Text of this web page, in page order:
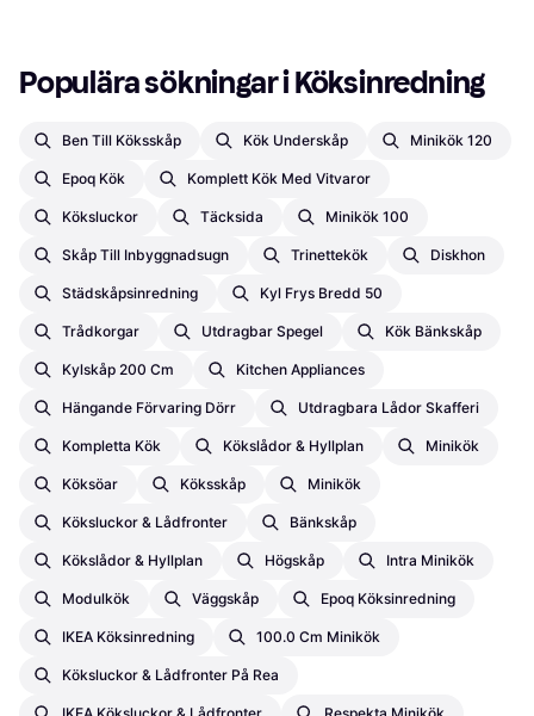
Populära sökningar i Köksinredning
Ben Till Köksskåp Kök Underskåp Minikök 120
Epoq Kök Komplett Kök Med Vitvaror
Köksluckor Täcksida Minikök 100
Skåp Till Inbyggnadsugn Trinettekök Diskhon
Städskåpsinredning Kyl Frys Bredd 50
Trådkorgar Utdragbar Spegel Kök Bänkskåp
Kylskåp 200 Cm Kitchen Appliances
Hängande Förvaring Dörr Utdragbara Lådor Skafferi
Kompletta Kök Kökslådor & Hyllplan Minikök
Köksöar Köksskåp Minikök
Köksluckor & Lådfronter Bänkskåp
Kökslådor & Hyllplan Högskåp Intra Minikök
Modulkök Väggskåp Epoq Köksinredning
IKEA Köksinredning 100.0 Cm Minikök
Köksluckor & Lådfronter På Rea